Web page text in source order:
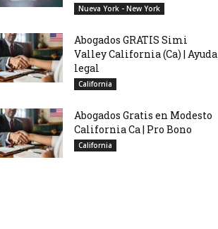
Nueva York - New York
Abogados GRATIS Simi
Valley California (Ca) | Ayuda
legal
California
Abogados Gratis en Modesto
California Ca | Pro Bono
California